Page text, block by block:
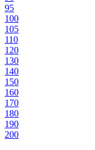
95
100
105
110
120
130
140
150
160
170
180
190
200